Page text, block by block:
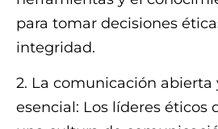
para tomar decisiones
integridad.
2. La comunicación abierta
esencial: Los líderes éticos